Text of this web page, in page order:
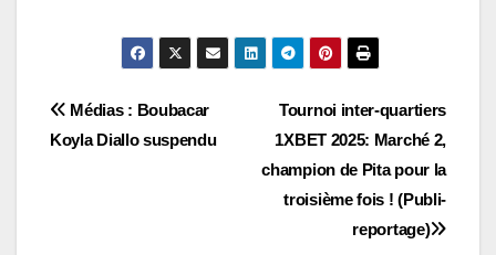
Navigation
de
Tournoi inter-quartiers
1XBET 2025: Marché 2,
champion de Pita pour la
troisième fois ! (Publi-
reportage)
Médias : Boubacar
Koyla Diallo suspendu